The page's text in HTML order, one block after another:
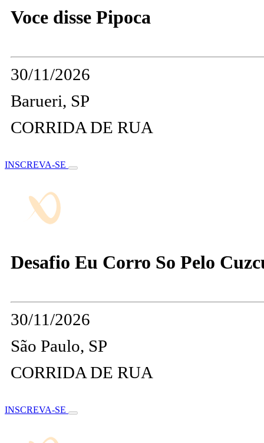
Voce disse Pipoca
30/11/2026
Barueri, SP
CORRIDA DE RUA
INSCREVA-SE
Desafio Eu Corro So Pelo
30/11/2026
São Paulo, SP
CORRIDA DE RUA
INSCREVA-SE